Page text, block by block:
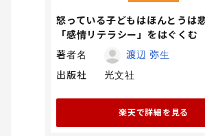
怒っている子どもはほんとうは
「感情リテラシー」をはぐくむ
著者名
渡辺 弥生
出版社
光文社
楽天で詳細を見る